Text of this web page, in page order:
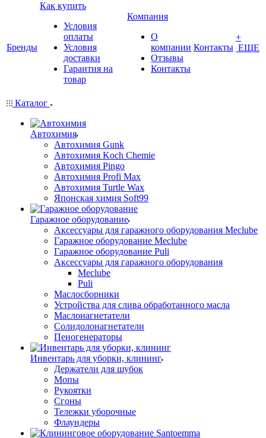
Бренды
Как купить
Условия
оплаты
Условия
доставки
Гарантия на
товар
Компания
О
компании
Отзывы
Контакты
Контакты
+
ЕЩЕ
Каталог
Автохимия
Автохимия Gunk
Автохимия Koch Chemie
Автохимия Pingo
Автохимия Profi Max
Автохимия Turtle Wax
Японская химия Soft99
Гаражное оборудование
Аксессуары для гаражного оборудования Meclube
Гаражное оборудование Meclube
Гаражное оборудование Puli
Аксессуары для гаражного оборудования
Meclube
Puli
Маслосборники
Устройства для слива обработанного масла
Маслонагнетатели
Солидолонагнетатели
Пеногенераторы
Инвентарь для уборки, клининг
Держатели для шубок
Мопы
Рукоятки
Сгоны
Тележки уборочные
Флаундеры